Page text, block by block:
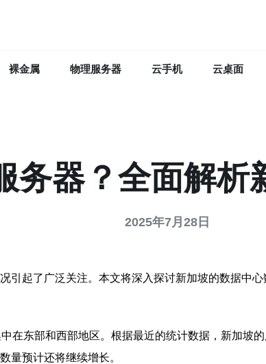
裸金属 物理服务器 云手机 云桌面
务器？全面解析
2025年7月28日
引起了广泛关注。本文将深入探讨新加坡的数据中
在东部和西部地区。根据最近的统计数据，新加坡
量预计还将继续增长。